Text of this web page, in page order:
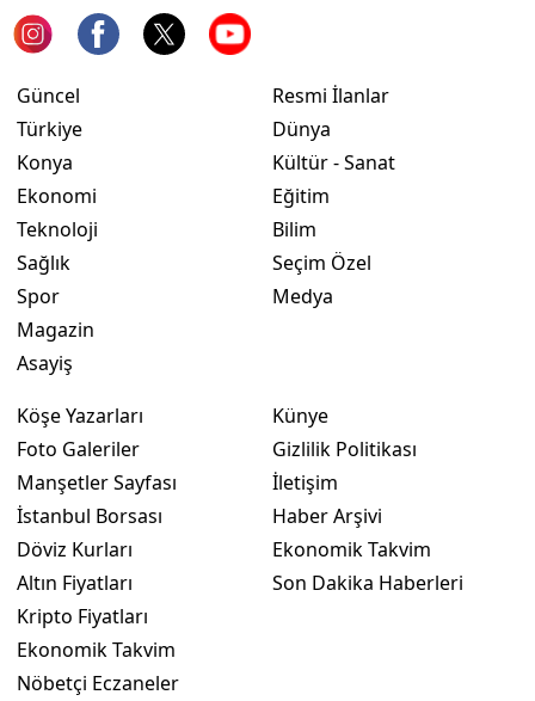
Van
Zonguldak
Kırıkkale
Batman
Şırnak
Güncel
Türkiye
Konya
Ekonomi
Teknoloji
Sağlık
Spor
Magazin
Asayiş
Resmi İlanlar
Dünya
Kültür - Sanat
Eğitim
Bilim
Seçim Özel
Medya
Köşe Yazarları
Foto Galeriler
Manşetler Sayfası
İstanbul Borsası
Döviz Kurları
Altın Fiyatları
Kripto Fiyatları
Ekonomik Takvim
Nöbetçi Eczaneler
Künye
Gizlilik Politikası
İletişim
Haber Arşivi
Ekonomik Takvim
Son Dakika Haberleri